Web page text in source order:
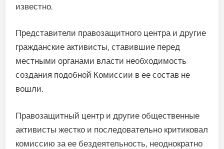
известно.
Представители правозащитного центра и другие
гражданские активисты, ставившие перед
местными органами власти необходимость
создания подобной Комиссии в ее состав не
вошли.
Правозащитный центр и другие общественные
активисты жестко и последовательно критиковал
комиссию за ее бездеятельность, неоднократно